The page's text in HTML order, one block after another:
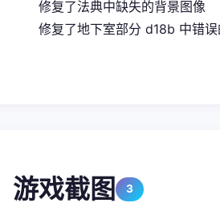
修复了法典中缺失的背景图像
修复了地下室部分 d18b 中错
游戏截图 3